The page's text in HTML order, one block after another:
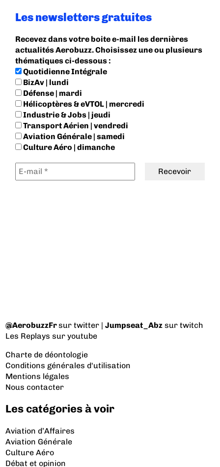
Les newsletters gratuites
Recevez dans votre boite e-mail les dernières
actualités Aerobuzz. Choisissez une ou plusieurs
thématiques ci-dessous :
Quotidienne Intégrale
BizAv | lundi
Défense | mardi
Hélicoptères & eVTOL | mercredi
Industrie & Jobs | jeudi
Transport Aérien | vendredi
Aviation Générale | samedi
Culture Aéro | dimanche
@AerobuzzFrsur twitter |Jumpseat_Abz sur twitch
Les Replays sur youtube
Charte de déontologie
Conditions générales d'utilisation
Mentions légales
Nous contacter
Les catégories à voir
Aviation d’Affaires
Aviation Générale
Culture Aéro
Débat et opinion